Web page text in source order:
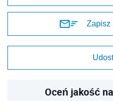
Zapisz
Oceń jakość